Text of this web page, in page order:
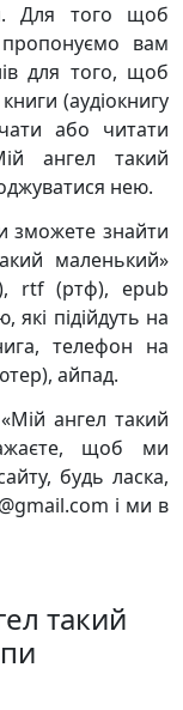
Для того щоб
вам
для того, щоб
(аудіокнигу
або читати
ангел такий
нею.
зможете знайти
маленький»
rtf (ртф), epub
підійдуть на
телефон на
айпад.
ангел такий
щоб ми
будь ласка,
і ми в
такий